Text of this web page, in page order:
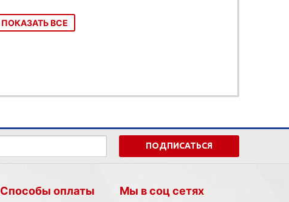
ПОКАЗАТЬ ВСЕ
ПОДПИСАТЬСЯ
Способы оплаты Мы в соц сетях